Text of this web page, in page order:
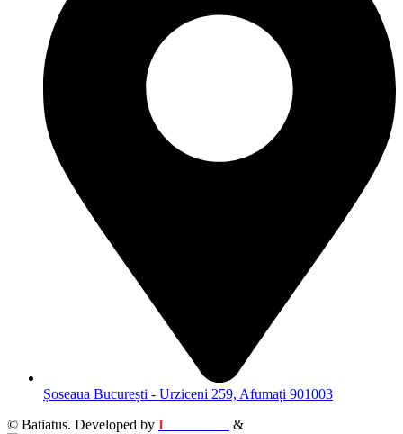
Șoseaua București - Urziceni 259, Afumați 901003
© Batiatus. Developed by I &